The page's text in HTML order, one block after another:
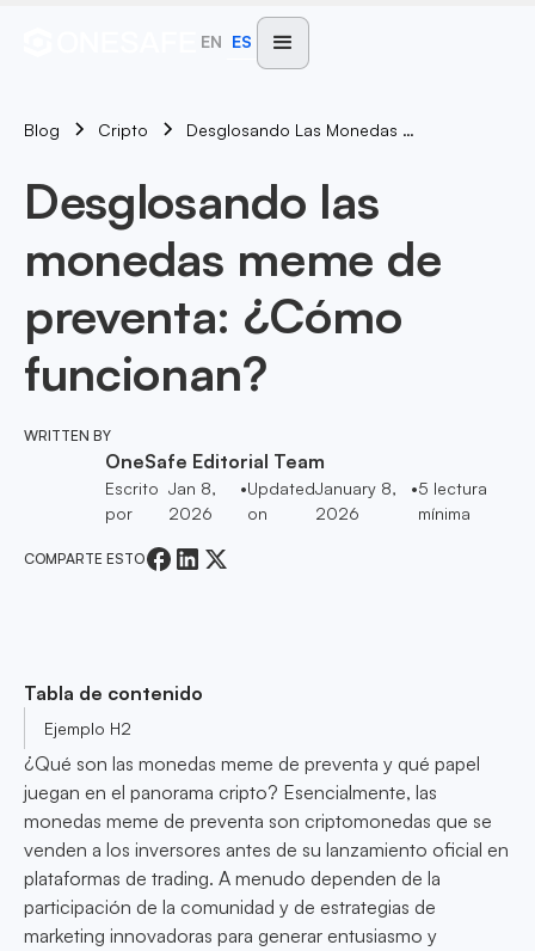
EN ES
Blog Cripto Desglosando Las Monedas Meme De Preventa: ¿Cómo Funcionan?
Desglosando las
monedas meme de
preventa: ¿Cómo
funcionan?
WRITTEN BY
OneSafe Editorial Team
Escrito
por
Jan 8,
2026
•Updated
on
January 8,
2026
•5 lectura
mínima
COMPARTE ESTO
Tabla de contenido
Ejemplo H2
¿Qué son las monedas meme de preventa y qué papel
juegan en el panorama cripto? Esencialmente, las
monedas meme de preventa son criptomonedas que se
venden a los inversores antes de su lanzamiento oficial en
plataformas de trading. A menudo dependen de la
participación de la comunidad y de estrategias de
marketing innovadoras para generar entusiasmo y